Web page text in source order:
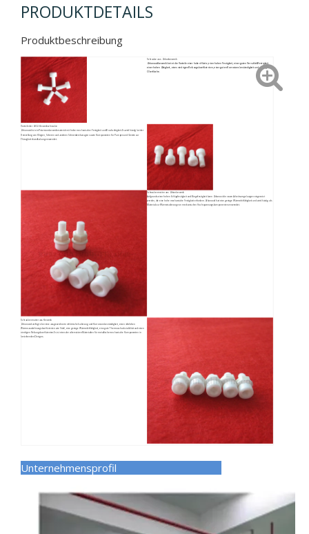
PRODUKTDETAILS
Produktbeschreibung
Schraube aus Zirkonkeramik
Zirkonoxidkeramik bietet die Vorteile einer hohen Härte, einer hohen Festigkeit, einer guten Verschleißfestigkeit,
einer hohen Zähigkeit, eines niedrigen Reibungskoeffizienten, einer guten Korrosionsbeständigkeit und einer glatten
Oberfläche.
Vorteile der ZrO2-Keramikschraube:
Zirkonoxid ist ein Präzisionskeramikmaterial mit hoher mechanischer Festigkeit und Bruchzähigkeit.Es wird häufig bei der
Herstellung von Klingen, Scheren und anderen Schneidwerkzeugen sowie Komponenten für Pumpen und Geräte zur
Flüssigkeitshandhabung verwendet.
Schraubenmutter aus Zirkonkeramik
Aufgrund seiner hohen Schlagfestigkeit und Biegefestigkeit kann Zirkonoxid in rauen Arbeitsumgebungen eingesetzt
werden, die eine hohe mechanische Festigkeit erfordern.Zirkonoxid hat eine geringe Wärmeleitfähigkeit und wird häufig als
Material zur Wärmeisolierung von mechanischen Hochspannungskomponenten verwendet.
Schraubenmutter aus Keramik
Zirkonoxid verfügt über eine ausgezeichnete elektrische Isolierung und Korrosionsbeständigkeit, einen ähnlichen
Wärmeausdehnungskoeffizienten wie Stahl, eine geringe Wärmeleitfähigkeit, eine gute Thermoschockstabilität und einen
niedrigen Reibungskoeffizienten.Es ist eines der alternativen Materialien für metallische mechanische Komponenten in
bestehenden Designs.
Unternehmensprofil